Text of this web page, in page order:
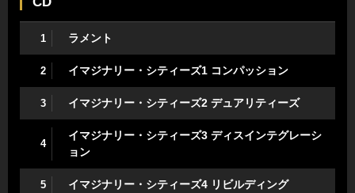
1 ラメント
2 イマジナリー・シティーズ1 コンパッション
3 イマジナリー・シティーズ2 デュアリティーズ
4
イマジナリー・シティーズ3 ディスインテグレーシ
ョン
5 イマジナリー・シティーズ4 リビルディング